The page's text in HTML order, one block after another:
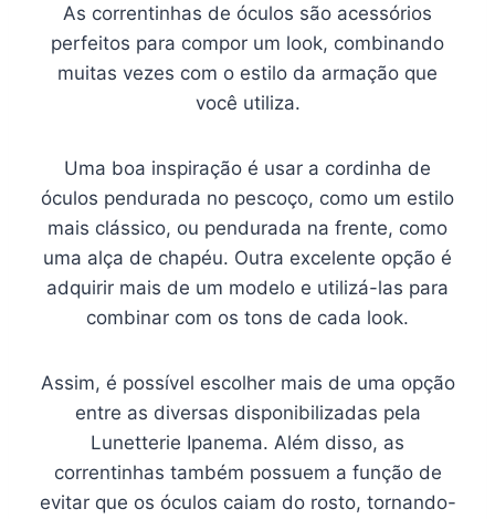
As correntinhas de óculos são acessórios
perfeitos para compor um look, combinando
muitas vezes com o estilo da armação que
você utiliza.
Uma boa inspiração é usar a cordinha de
óculos pendurada no pescoço, como um estilo
mais clássico, ou pendurada na frente, como
uma alça de chapéu. Outra excelente opção é
adquirir mais de um modelo e utilizá-las para
combinar com os tons de cada look.
Assim, é possível escolher mais de uma opção
entre as diversas disponibilizadas pela
Lunetterie Ipanema. Além disso, as
correntinhas também possuem a função de
evitar que os óculos caiam do rosto, tornando-